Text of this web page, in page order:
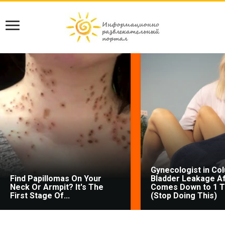
Find Papillomas On Your
Neck Or Armpit? It's The
First Stage Of...
Gynecologist in
Bladder Leakage
Comes Down to 1
(Stop Doing This)